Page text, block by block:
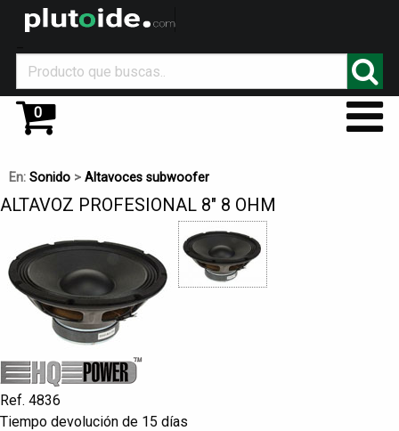
0
En: Sonido > Altavoces subwoofer
ALTAVOZ PROFESIONAL 8" 8 OHM
Ref. 4836
Tiempo devolución de 15 días